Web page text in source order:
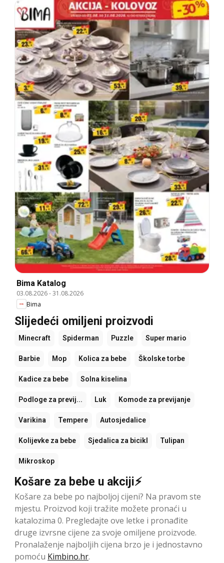
Bima Katalog
03.08.2026-31.08.2026
Bima
Slijedeći omiljeni proizvodi
Minecraft Spiderman Puzzle Super mario
Barbie Mop Kolica za bebe Školske torbe
Kadice za bebe Solna kiselina
Podloge za previj... Luk Komode za previjanje
Varikina Tempere Autosjedalice
Kolijevke za bebe Sjedalica za bicikl Tulipan
Mikroskop
Košare za bebe u akciji⚡
Košare za bebe po najboljoj cijeni? Na pravom ste
mjestu. Proizvod koji tražite možete pronaći u
katalozima 0. Pregledajte ove letke i pronađite
druge izvrsne cijene za svoje omiljene proizvode.
Pronalaženje najboljih cijena brzo je i jednostavno
pomoću Kimbino.hr.